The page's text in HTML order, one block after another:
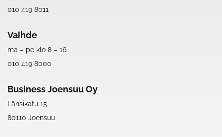
010 419 8011
Vaihde
ma – pe klo 8 – 16
010 419 8000
Business Joensuu Oy
Länsikatu 15
80110 Joensuu